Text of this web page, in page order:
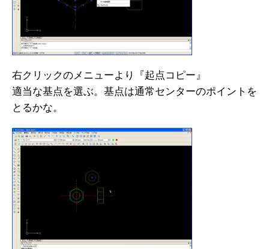
右クリックのメニューより『起点コピー』
適当な基点を選ぶ。基点は通常センターのポイントを
とるかな。